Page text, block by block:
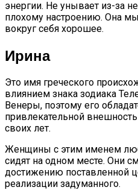
энергии. Не унывает из-за
плохому настроению. Она
вокруг себя хорошее.
Ирина
Это имя греческого
влиянием знака зодиака
Венеры, поэтому его
привлекательной
своих лет.
Женщины с этим именем
сидят на одном месте. Они
достижению поставленной
реализации задуманного.